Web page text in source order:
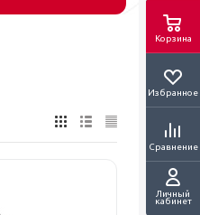
Корзина
Избранное
Сравнение
Личный
кабинет